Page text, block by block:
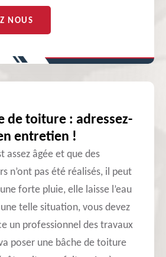
NOUS
de toiture : adressez-
entretien !
assez âgée et que des
n’ont pas été réalisés, il peut
forte pluie, elle laisse l’eau
telle situation, vous devez
un professionnel des travaux
poser une bâche de toiture